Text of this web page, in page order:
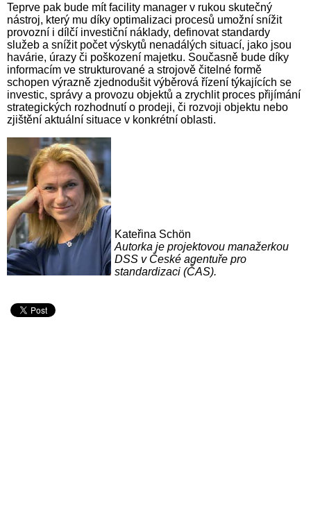
Teprve pak bude mít facility manager v rukou skutečný
nástroj, který mu díky optimalizaci procesů umožní snížit
provozní i dílčí investiční náklady, definovat standardy
služeb a snížit počet výskytů nenadálých situací, jako jsou
havárie, úrazy či poškození majetku. Současně bude díky
informacím ve strukturované a strojově čitelné formě
schopen výrazně zjednodušit výběrová řízení týkajících se
investic, správy a provozu objektů a zrychlit proces přijímání
strategických rozhodnutí o prodeji, či rozvoji objektu nebo
zjištění aktuální situace v konkrétní oblasti.
Kateřina Schön
Autorka je projektovou manažerkou
DSS v České agentuře pro
standardizaci (ČAS).